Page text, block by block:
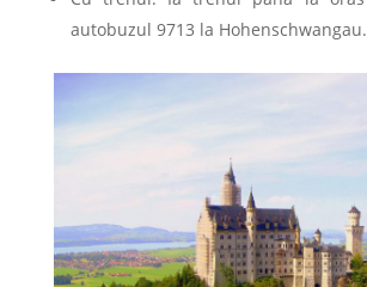
autobuzul 9713 la Hohenschwangau.